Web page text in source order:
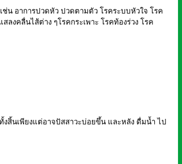
น อาการปวดหัว ปวดตามตัว โรคระบบหัวใจ โรค
งคลื่นไส้ต่าง ๆโรคกระเพาะ โรคท้องร่วง โรค
สิ้นเพียงแต่อาจปัสสาวะบ่อยขึ้น และหลัง ดื่มน้ำ ไป